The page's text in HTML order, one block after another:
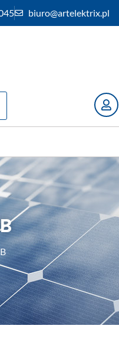
biuro@artelektrix.pl